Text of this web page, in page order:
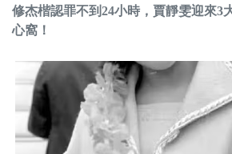
修杰楷認罪不到24小時，賈靜雯迎來3
心窩！